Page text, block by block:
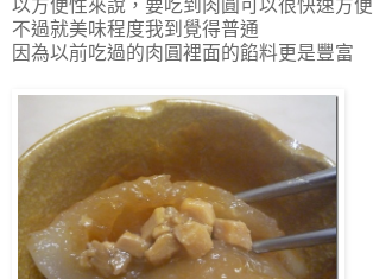
以方便性來說，要吃到肉圓可以很快速方便
不過就美味程度我到覺得普通
因為以前吃過的肉圓裡面的餡料更是豐富